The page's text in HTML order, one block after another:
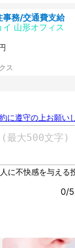
事務/交通費支給
山形オフィス
ス